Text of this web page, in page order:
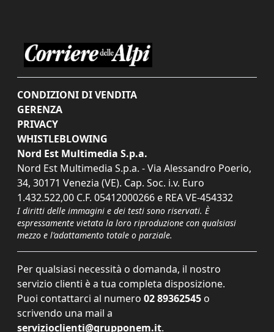
CONDIZIONI DI VENDITA
GERENZA
PRIVACY
WHISTLEBLOWING
Nord Est Multimedia S.p.a.
Nord Est Multimedia S.p.a. - Via Alessandro Poerio,
34, 30171 Venezia (VE). Cap. Soc. i.v. Euro
1.432.522,00 C.F. 05412000266 e REA VE-454332
I diritti delle immagini e dei testi sono riservati. È
espressamente vietata la loro riproduzione con qualsiasi
mezzo e l'adattamento totale o parziale.
Per qualsiasi necessità o domanda, il nostro
servizio clienti è a tua completa disposizione.
Puoi contattarci al numero 02 89362545 o
scrivendo una mail a
servizioclienti@grupponem.it.